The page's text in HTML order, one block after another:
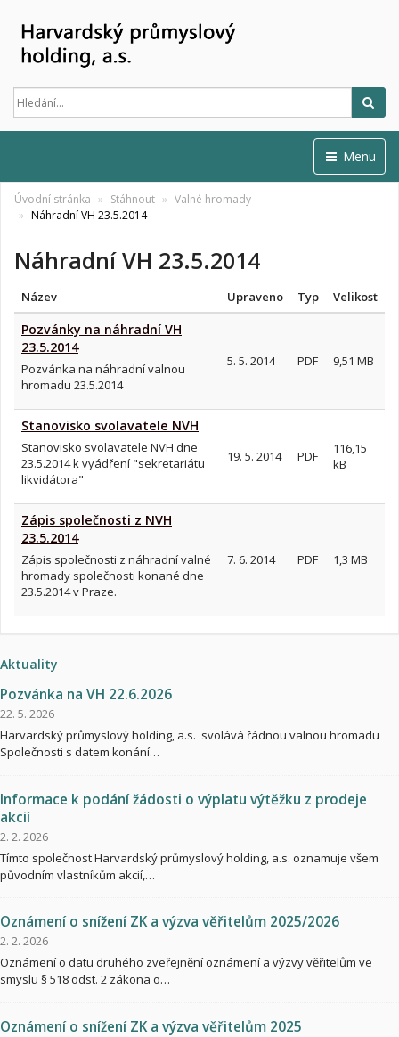
Menu
Úvodní stránka Stáhnout
Valné hromady
Náhradní VH 23.5.2014
Náhradní VH 23.5.2014
Název Upraveno Typ Velikost
Pozvánky na náhradní VH
23.5.2014
Pozvánka na náhradní valnou
hromadu 23.5.2014
5. 5. 2014 PDF 9,51 MB
Stanovisko svolavatele NVH
Stanovisko svolavatele NVH dne
23.5.2014 k vyádření "sekretariátu
likvidátora"
19. 5. 2014 PDF
116,15
kB
Zápis společnosti z NVH
23.5.2014
Zápis společnosti z náhradní valné
hromady společnosti konané dne
23.5.2014 v Praze.
7. 6. 2014 PDF 1,3 MB
Aktuality
Pozvánka na VH 22.6.2026
22. 5. 2026
Harvardský průmyslový holding, a.s. svolává řádnou valnou hromadu
Společnosti s datem konání…
Informace k podání žádosti o výplatu výtěžku z prodeje
akcií
2. 2. 2026
Tímto společnost Harvardský průmyslový holding, a.s. oznamuje všem
původním vlastníkům akcií,…
Oznámení o snížení ZK a výzva věřitelům 2025/2026
2. 2. 2026
Oznámení o datu druhého zveřejnění oznámení a výzvy věřitelům ve
smyslu § 518 odst. 2 zákona o…
Oznámení o snížení ZK a výzva věřitelům 2025